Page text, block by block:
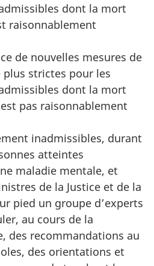
dont la mort
raisonnablement
de nouvelles mesures de
plus strictes pour les
dont la mort
pas raisonnablement
inadmissibles, durant
atteintes
maladie mentale, et
de la Justice et de la
pied un groupe d’experts
au cours de la
des recommandations au
des orientations et